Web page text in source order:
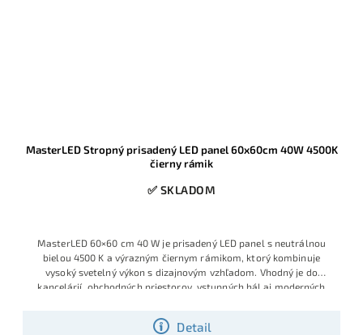
MasterLED Stropný prisadený LED panel 60x60cm 40W 4500K
čierny rámik
✅ SKLADOM
Detail
MasterLED 60×60 cm 40 W je prisadený LED panel s neutrálnou
bielou 4500 K a výrazným čiernym rámikom, ktorý kombinuje
vysoký svetelný výkon s dizajnovým vzhľadom. Vhodný je do
kancelárií, obchodných priestorov, vstupných hál aj moderných
interiéru.